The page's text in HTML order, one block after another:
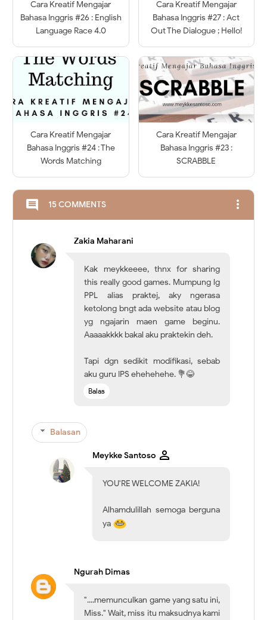
Cara Kreatif Mengajar
Bahasa Inggris #26 : English
Language Race 4.0
Cara Kreatif Mengajar
Bahasa Inggris #27 : Act
Out The Dialogue ; Hello!
Cara Kreatif Mengajar
Bahasa Inggris #24 : The
Words Matching
Cara Kreatif Mengajar
Bahasa Inggris #23 :
SCRABBLE
comment 15 COMMENTS more_vert
Zakia Maharani
Kak meykkeeee, thnx for sharing
this really good games. Mumpung lg
PPL alias praktej, aky ngerasa
ketolong bngt ada website atau blog
yg ngajarin maen game beginu.
Aaaaakkkk bakal aku praktekin deh.
Tapi dgn sedikit modifikasi, sebab
aku guru IPS ehehehehe. 💐😂
Balas
Balasan
Meykke Santoso
YOU'RE WELCOME ZAKIA!
Alhamdulillah semoga berguna
ya
Ngurah Dimas
"....memunculkan game yang satu ini,
Miss." Wait, miss itu maksudnya kami